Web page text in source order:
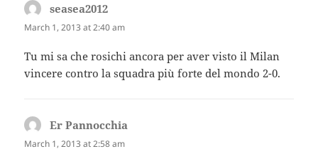
seasea2012
March 1, 2013 at 2:40 am
Tu mi sa che rosichi ancora per aver visto il Milan
vincere contro la squadra più forte del mondo 2-0.
Er Pannocchia
March 1, 2013 at 2:58 am